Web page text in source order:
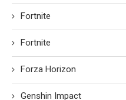
Fortnite
Fortnite
Forza Horizon
Genshin Impact